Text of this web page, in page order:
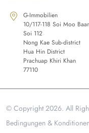
G-Immobilien
10/117-118 Soi Moo
Soi 112
Nong Kae Sub-district
Hua Hin District
Prachuap Khiri Khan
77110
© Copyright 2026. All
Bedingungen &